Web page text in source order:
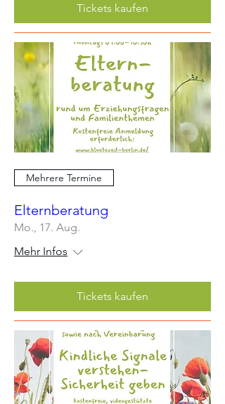
Tickets kaufen
Mehrere Termine
Elternberatung
Mo., 17. Aug.
Mehr Infos
Tickets kaufen